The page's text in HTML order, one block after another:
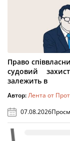
Право
судовий
залежить в
Автор:Лента от
07.08.2026